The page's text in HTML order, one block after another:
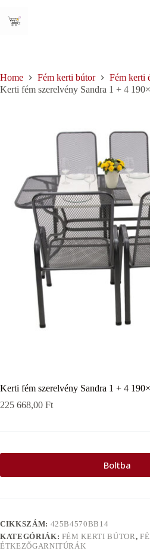
content
Home Fém kerti bútor
Fém kerti
Kerti fém szerelvény Sandra 1 + 4
Kerti fém szerelvény Sandra 1 + 4
225 668,00 Ft
Boltba
CIKKSZÁM: 425B4570BB14
KATEGÓRIÁK: FÉM KERTI BÚTOR ,
ÉTKEZŐGARNITÚRÁK